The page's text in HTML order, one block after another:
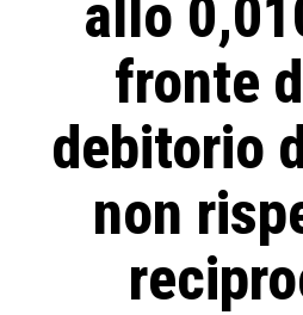
allo
fronte
debitorio
non